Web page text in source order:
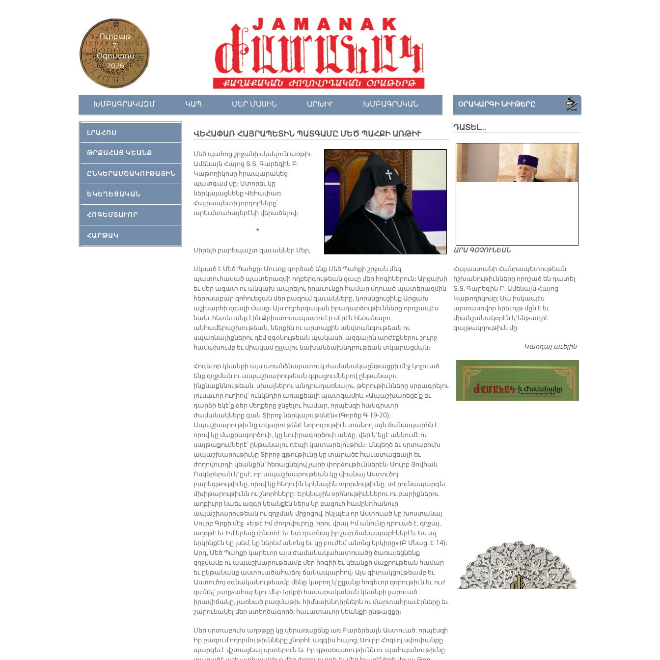
Ուրբաթ
7,
Օգոստոս
2026
ԽՄԲԱԳՐԱԿԱԶՄ ԿԱՊ ՄԵՐ ՄԱՍԻՆ ԱՐԽԻՒ ԽՄԲԱԳՐԱԿԱՆ
ԼՐԱՀՈՍ
ԹՐՔԱՀԱՅ ԿԵԱՆՔ
ԸՆԿԵՐԱՄՇԱԿՈՒԹԱՅԻՆ
ԵԿԵՂԵՑԱԿԱՆ
ՀՈԳԵՄՏԱՒՈՐ
ՀԱՐԹԱԿ
ՎԵՀԱՓԱՌ ՀԱՅՐԱՊԵՏԻՆ ՊԱՏԳԱՄԸ ՄԵԾ ՊԱՀՔԻ ԱՌԹԻՒ
Մեծ պահոց շրջանի սկսելուն առթիւ
Ամենայն Հայոց Տ.Տ. Գարեգին Բ.
Կաթողիկոսը հրապարակեց
պատգամ մը։ Ստորեւ կը
ներկայացնենք Վեհափառ
Հայրապետի յորդորները՝
արեւմտահայերէնի վերածելով։
*
Սիրելի բարեպաշտ զաւակներ Մեր,
Սկսած է Մեծ Պահքը։ Մուտք գործած ենք Մեծ Պահքի շրջան մեզ
պատուհասած պատերազմի ողբերգութեան ցաւը մեր հոգիներուն։ Արցախի
եւ մեր ազատ ու անկախ ապրելու իրաւունքի համար մղուած պատերազմին
հերոսաբար զոհուեցան մեր բազում զաւակները, կորսնցուցինք Արցախ
աշխարհի զգալի մասը։ Այս ողբերգական իրադարձութիւնները որոշապէս
նաեւ հետեւանք էին Քրիստոսապատուէր սէրէն հեռանալու,
անհամերաշխութեան, ներքին ու արտաքին անվտանգութեան ու
սպառնալիքներու դէմ զգօնութեան պակասի, ազգային արժէքներու շուրջ
համախումբ եւ միակամ ըլլալու նախանձախնդրութեան տկարացման։
Հոգեւոր կեանքի այս առանձնայատուկ ժամանակաընթացքի մէջ կոչուած
ենք զղջման ու ապաշխարութեան զգացումներով ընթանալու
ինքնաքննութեան, սխալներու անդրադառնալու, թերութիւնները սրբագրելու
լուսաւոր ուղիով՝ ունկնդիր առաքեալի պատգամին. «Ապաշխարեցէ՛ք եւ
դարձի եկէ՛ք ձեր մեղքերը ջնջելու համար, որպէսզի հանգիստի
ժամանակները գան Տիրոջ ներկայութենէն» (Գործք Գ 19-20)։
Ապաշխարութիւնը տկարութենէ նորոգութիւն տանող այն ճանապարհն է,
որով կը մաքրագործուի, կը նուիրագործուի անձը, վեր կ՚ելլէ անկումէ ու
սայթաքումներէ՝ ընթանալու դէպի կատարելութիւն։ Անկեղծ եւ սրտաբուխ
ապաշխարութիւնը Տիրոջ գթութիւնը կը տարածէ հաւատացեալի եւ
ժողովուրդի կեանքին՝ հեռացնելով չարի փորձութիւններէն։ Սուրբ Յովհան
Ոսկեբերան կ՚ըսէ, որ ապաշխարութեան կը միանայ Աստուծոյ
բարեգթութիւնը, որով կը հեղուին երկնային ողորմութիւնը, տէրունապարգեւ
մխիթարութիւնն ու շնորհները։ Երկնային օրհնութիւններու ու բարիքներու
աղբիւրը նաեւ ազգի կեանքէն ներս կը բացուի համընդհանուր
ապաշխարութեան ու զղջման միջոցով, ինչպէս որ Աստուած կը խոստանայ
Սուրբ Գրքի մէջ. «Եթէ Իմ ժողովուրդը, որու վրայ Իմ անունը դրուած է, զղջայ,
աղօթէ եւ Իմ երեսը փնտռէ եւ ետ դառնայ իր չար ճանապարհներէն, Ես ալ
երկինքէն կը լսեմ, կը ներեմ անոնց եւ կը բուժեմ անոնց երկիրը» (Բ Մնաց. Է 14)։
Արդ, Մեծ Պահքի կարեւոր այս ժամանակահատուածը ծառայեցնենք
զղջմամբ ու ապաշխարութեամբ մեր հոգիի եւ կեանքի մաքրութեան համար
եւ ընթանանք աստուածահաճոյ ճանապարհով։ Այս գիտակցութեամբ եւ
Աստուծոյ օգնականութեամբ մենք կարող կ՚ըլլանք հոգեւոր զօրութիւն եւ ուժ
գտնել՝ յաղթահարելու մեր երկրի հասարակական կեանքի լարուած
իրավիճակը, յառնած բազմաթիւ հիմնախնդիրներն ու մարտահրաւէրները եւ
շարունակել մեր ստեղծագործ, հաւատաւոր կեանքի ընթացքը։
Մեր սրտաբուխ աղօթքը կը վերառաքենք առ Բարձրեալն Աստուած, որպէսզի
Իր բազում ողորմութիւնները շնորհէ ազգիս հայոց, Սուրբ Հոգւոյ սփոփանքը
պարգեւէ վշտացեալ սրտերուն եւ Իր գթառատութիւնն ու պահպանութիւնը
ՕՐԱԿԱՐԳԻ ՆԻՒԹԵՐԸ
ԴԱՏԵԼ…
ԱՐԱ ԳՕՉՈՒՆԵԱՆ
​Հայաստանի Հանրապետութեան
իշխանութիւնները որոշած են դատել
Տ.Տ. Գարեգին Բ. Ամենայն Հայոց
Կաթողիկոսը: Սա իսկապէս
արտասովոր երեւոյթ մըն է եւ
միանշանակօրէն կ՚ենթադրէ
գայթակղութիւն մը:
Կարդալ աւելինԴատել…